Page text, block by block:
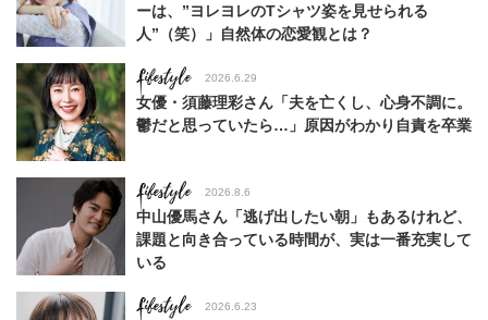
ーは、”ヨレヨレのTシャツ姿を見せられる
人”（笑）」自然体の恋愛観とは？
Lifestyle 2026.6.29
女優・須藤理彩さん「夫を亡くし、心身不調に。
鬱だと思っていたら…」原因がわかり自責を卒業
Lifestyle 2026.8.6
中山優馬さん「逃げ出したい朝」もあるけれど、
課題と向き合っている時間が、実は一番充実して
いる
Lifestyle 2026.6.23